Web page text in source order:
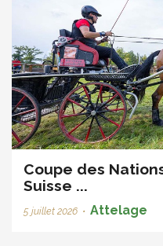
Coupe des
Suisse ...
5 juillet 2026 • Attelage